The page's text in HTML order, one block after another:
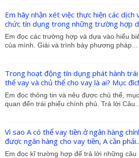
Em hãy nhận xét việc thực hiện các
chức tín dụng trong những trường hợp
Em đọc các trường hợp và dựa vào hiểu
của mình. Giải và trình bày phương pháp...
Trong hoạt động tín dụng phát hành trái
thể vay và chủ thể cho vay là ai? Mục
Em đọc thông tin và nêu được chủ thể,
quan đến trái phiếu chính phủ. Trả lời Câu...
Vì sao A có thể vay tiền ở ngân hàng
được ngân hàng cho vay tiền, A cần
Em đọc kĩ trường hợp để trả lời những câu